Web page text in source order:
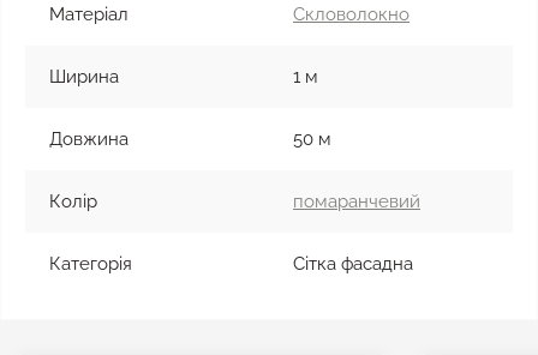
Матеріал Скловолокно
Ширина 1 м
Довжина 50 м
Колір помаранчевий
Категорія Сітка фасадна